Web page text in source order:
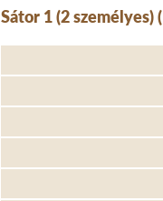
Sátor 1 (2 személyes)